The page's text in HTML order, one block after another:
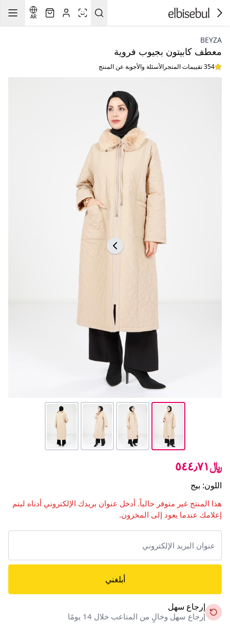
AR
BEYZA
معطف كابيتون بجيوب فروية
354 تقييمات المتجر الأسئلة والأجوبة عن المنتج
﷼٥٤٤٫٧١
اللون: بيج
هذا المنتج غير متوفر حالياً. أدخل عنوان بريدك الإلكتروني أدناه ليتم
إعلامك عندما يعود إلى المخزون.
أبلغني
إرجاع سهل
إرجاع سهل وخالٍ من المتاعب خلال 14 يومًا